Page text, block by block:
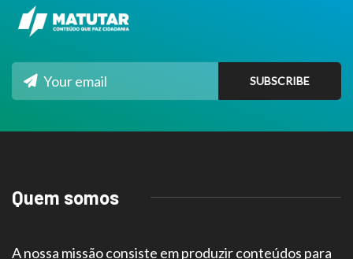
Quem somos
A nossa missão consiste em produzir conteúdos para